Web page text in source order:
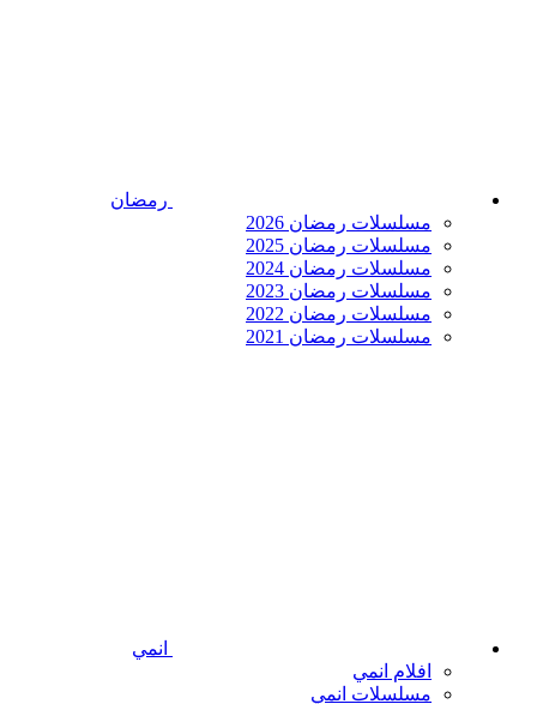
رمضان
مسلسلات رمضان 2026
مسلسلات رمضان 2025
مسلسلات رمضان 2024
مسلسلات رمضان 2023
مسلسلات رمضان 2022
مسلسلات رمضان 2021
انمي
افلام انمي
مسلسلات انمي